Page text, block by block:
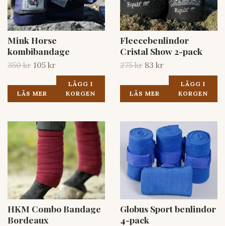
Mink Horse
kombibandage
350 kr 105 kr
LÄS MER
LÄGG I
KORGEN
Fleecebenlindor
Cristal Show 2-pack
275 kr 83 kr
LÄS MER
LÄGG I
KORGEN
HKM Combo Bandage
Bordeaux
Globus Sport benlindor
4-pack